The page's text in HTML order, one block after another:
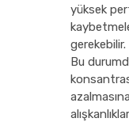
yüksek
gerekebilir.
Bu